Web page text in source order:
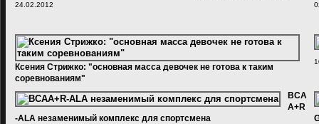
24.02.2012
Ксения Стрижко: "основная масса девочек не готова к таким
соревнованиям"
27.03.2013 09:34:00
BCA
A+R
-ALA незаменимый комплекс для спортсмена